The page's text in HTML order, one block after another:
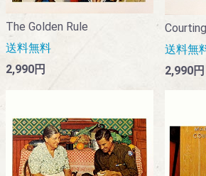
The Golden Rule
送料無料
2,990円
送料無
2,990円